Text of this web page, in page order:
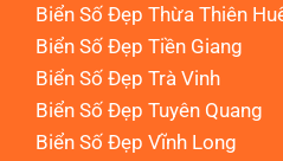
Biển Số Đẹp Thừa Thiên
Biển Số Đẹp Tiền Giang
Biển Số Đẹp Trà Vinh
Biển Số Đẹp Tuyên Quang
Biển Số Đẹp Vĩnh Long